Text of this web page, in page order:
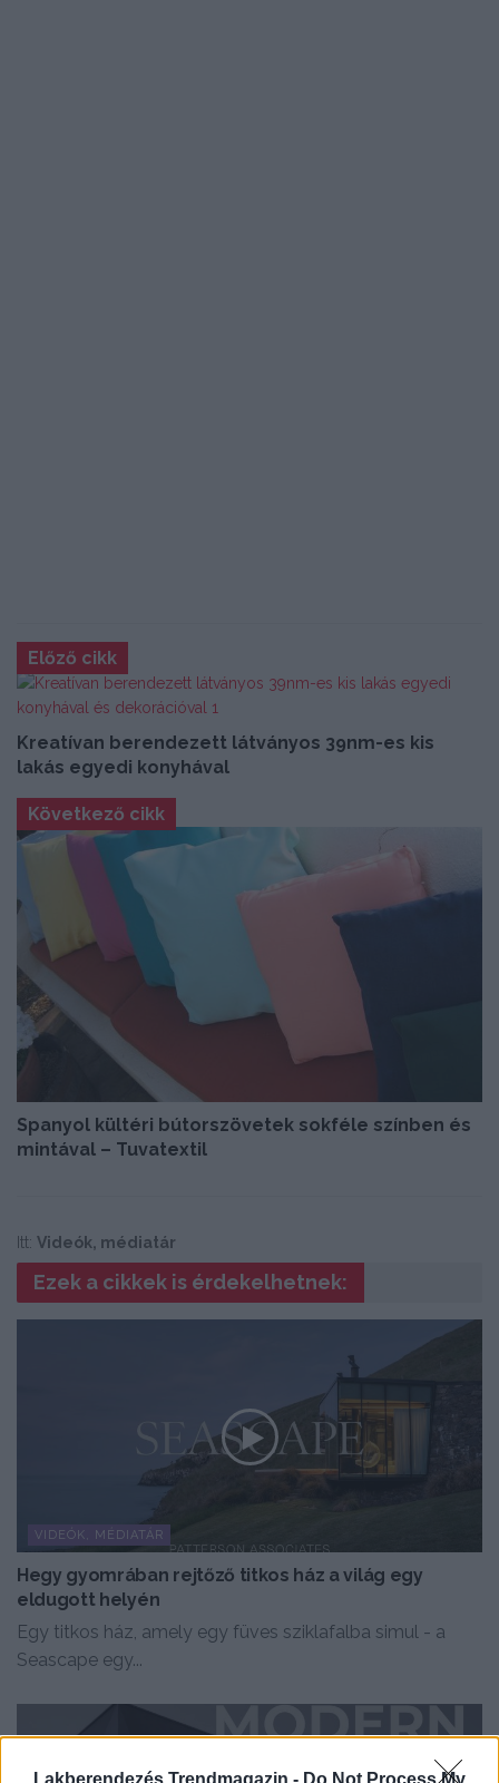
Lakberendezés Trendmagazin - Do Not Process My
Előző cikk
Kreatívan berendezett látványos 39nm-es kis
lakás egyedi konyhával
Következő cikk
Spanyol kültéri bútorszövetek sokféle színben és
mintával – Tuvatextil
Itt: Videók, médiatár
Ezek a cikkek is érdekelhetnek:
VIDEÓK, MÉDIATÁR
Hegy gyomrában rejtőző titkos ház a világ egy
eldugott helyén
Egy titkos ház, amely egy füves sziklafalba simul - a
Seascape egy...